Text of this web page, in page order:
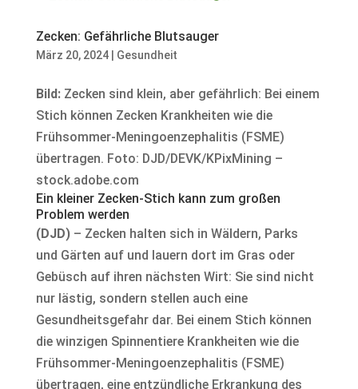
Zecken: Gefährliche Blutsauger
März 20, 2024| Gesundheit
Bild:Zecken sind klein, aber gefährlich: Bei einem
Stich können Zecken Krankheiten wie die
Frühsommer-Meningoenzephalitis (FSME)
übertragen. Foto: DJD/DEVK/KPixMining –
stock.adobe.com
Ein kleiner Zecken-Stich kann zum großen
Problem werden
(DJD)– Zecken halten sich in Wäldern, Parks
und Gärten auf und lauern dort im Gras oder
Gebüsch auf ihren nächsten Wirt: Sie sind nicht
nur lästig, sondern stellen auch eine
Gesundheitsgefahr dar. Bei einem Stich können
die winzigen Spinnentiere Krankheiten wie die
Frühsommer-Meningoenzephalitis (FSME)
übertragen, eine entzündliche Erkrankung des